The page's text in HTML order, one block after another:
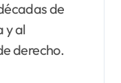
de
y al
derecho.